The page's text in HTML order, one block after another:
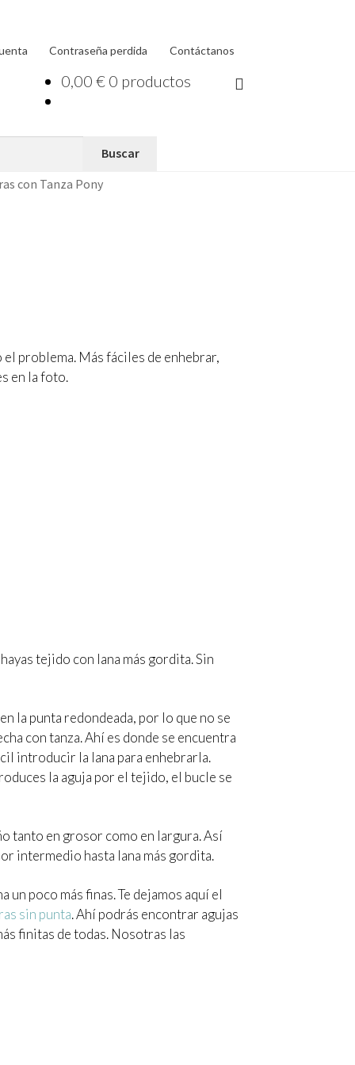
Contraseña perdida Contáctanos
0,00 € 0 productos
con Tanza Pony
el problema. Más fáciles de enhebrar,
en la foto.
tejido con lana más gordita. Sin
la punta redondeada, por lo que no se
con tanza. Ahí es donde se encuentra
introducir la lana para enhebrarla.
la aguja por el tejido, el bucle se
tanto en grosor como en largura. Así
intermedio hasta lana más gordita.
poco más finas. Te dejamos aquí el
sin punta. Ahí podrás encontrar agujas
finitas de todas. Nosotras las